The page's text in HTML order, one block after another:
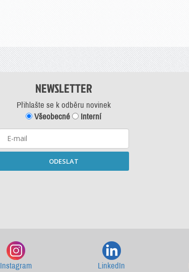
NEWSLETTER
Přihlašte se k odběru novinek
Všeobecné
Interní
ODESLAT
Instagram LinkedIn